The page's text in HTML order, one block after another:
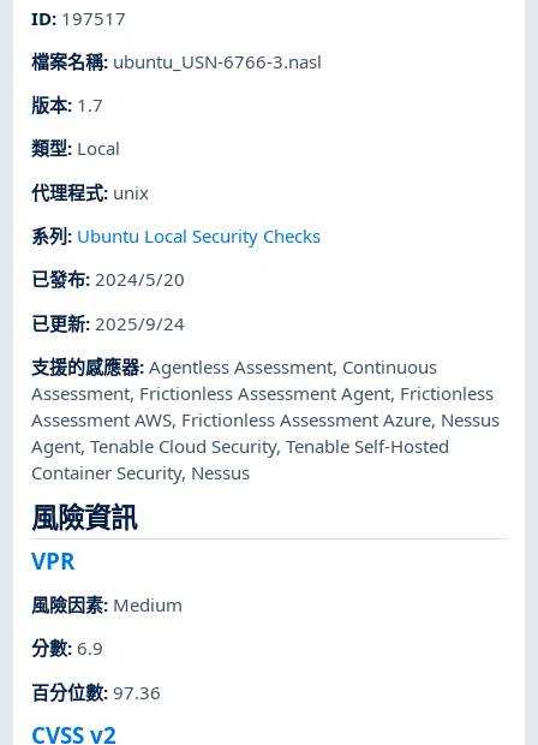
ID: 197517
檔案名稱: ubuntu_USN-6766-3.nasl
版本: 1.7
類型: Local
代理程式: unix
系列 : Ubuntu Local Security Checks
已發布:2024/5/20
已更新: 2025/9/24
支援的感應器:Agentless Assessment, Continuous
Assessment, Frictionless Assessment Agent, Frictionless
Assessment AWS, Frictionless Assessment Azure, Nessus
Agent,Tenable Cloud Security,Tenable Self-Hosted
Container Security, Nessus
風險資訊
VPR
風險因素: Medium
分數:6.9
百分位數:97.36
CVSS v2